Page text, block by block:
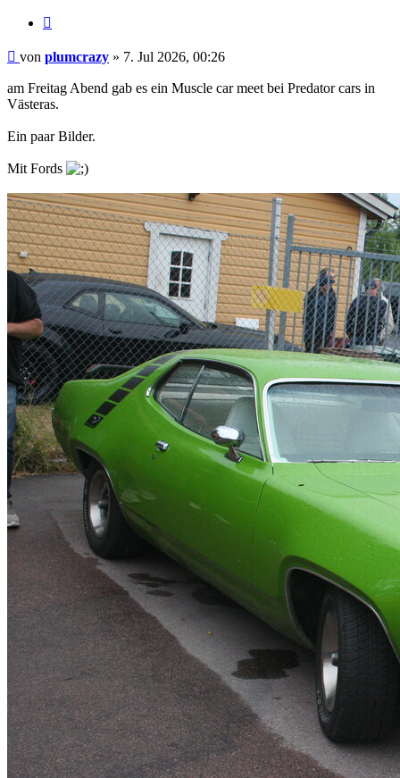
Beitrag
von plumcrazy » 7. Jul 2026, 00:26
am Freitag Abend gab es ein Muscle car meet bei Predator cars in
Västeras.
Ein paar Bilder.
Mit Fords